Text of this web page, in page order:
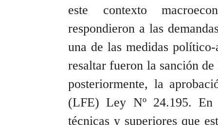
este contexto
respondieron a las
una de las medidas
resaltar fueron la sanción
posteriormente, la
(LFE) Ley Nº 24.195. En
técnicas y superiores que